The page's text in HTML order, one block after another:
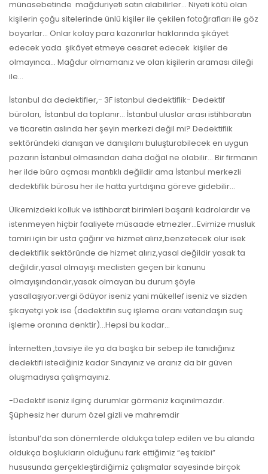
münasebetinde mağduriyeti satın alabilirler… Niyeti kötü olan
kişilerin çoğu sitelerinde ünlü kişiler ile çekilen fotoğrafları ile göz
boyarlar… Onlar kolay para kazanırlar haklarında şikâyet
edecek yada şikâyet etmeye cesaret edecek kişiler de
olmayınca… Mağdur olmamanız ve olan kişilerin araması dileği
ile…
İstanbul da dedektifler,- 3F istanbul dedektiflik- Dedektif
büroları, İstanbul da toplanır… İstanbul uluslar arası istihbaratın
ve ticaretin aslında her şeyin merkezi değil mi? Dedektiflik
sektöründeki danışan ve danışılanı buluşturabilecek en uygun
pazarın İstanbul olmasından daha doğal ne olabilir… Bir firmanın
her ilde büro açması mantıklı değildir ama İstanbul merkezli
dedektiflik bürosu her ile hatta yurtdışına göreve gidebilir…
Ülkemizdeki kolluk ve istihbarat birimleri başarılı kadrolardır ve
istenmeyen hiçbir faaliyete müsaade etmezler…Evimize musluk
tamiri için bir usta çağırır ve hizmet alırız,benzetecek olur isek
dedektiflik sektöründe de hizmet alırız,yasal değildir yasak ta
değildir,yasal olmayışı meclisten geçen bir kanunu
olmayışındandır,yasak olmayan bu durum şöyle
yasallaşıyor;vergi ödüyor iseniz yani mükellef iseniz ve sizden
şikayetçi yok ise (dedektifin suç işleme oranı vatandaşın suç
işleme oranına denktir)…Hepsi bu kadar…
İnternetten ,tavsiye ile ya da başka bir sebep ile tanıdığınız
dedektifi istediğiniz kadar Sınayınız ve aranız da bir güven
oluşmadıysa çalışmayınız.
-Dedektif iseniz ilginç durumlar görmeniz kaçınılmazdır.
Şüphesiz her durum özel gizli ve mahremdir
İstanbul’da son dönemlerde oldukça talep edilen ve bu alanda
oldukça boşlukların olduğunu fark ettiğimiz “eş takibi”
hususunda gerçekleştirdiğimiz çalışmalar sayesinde birçok